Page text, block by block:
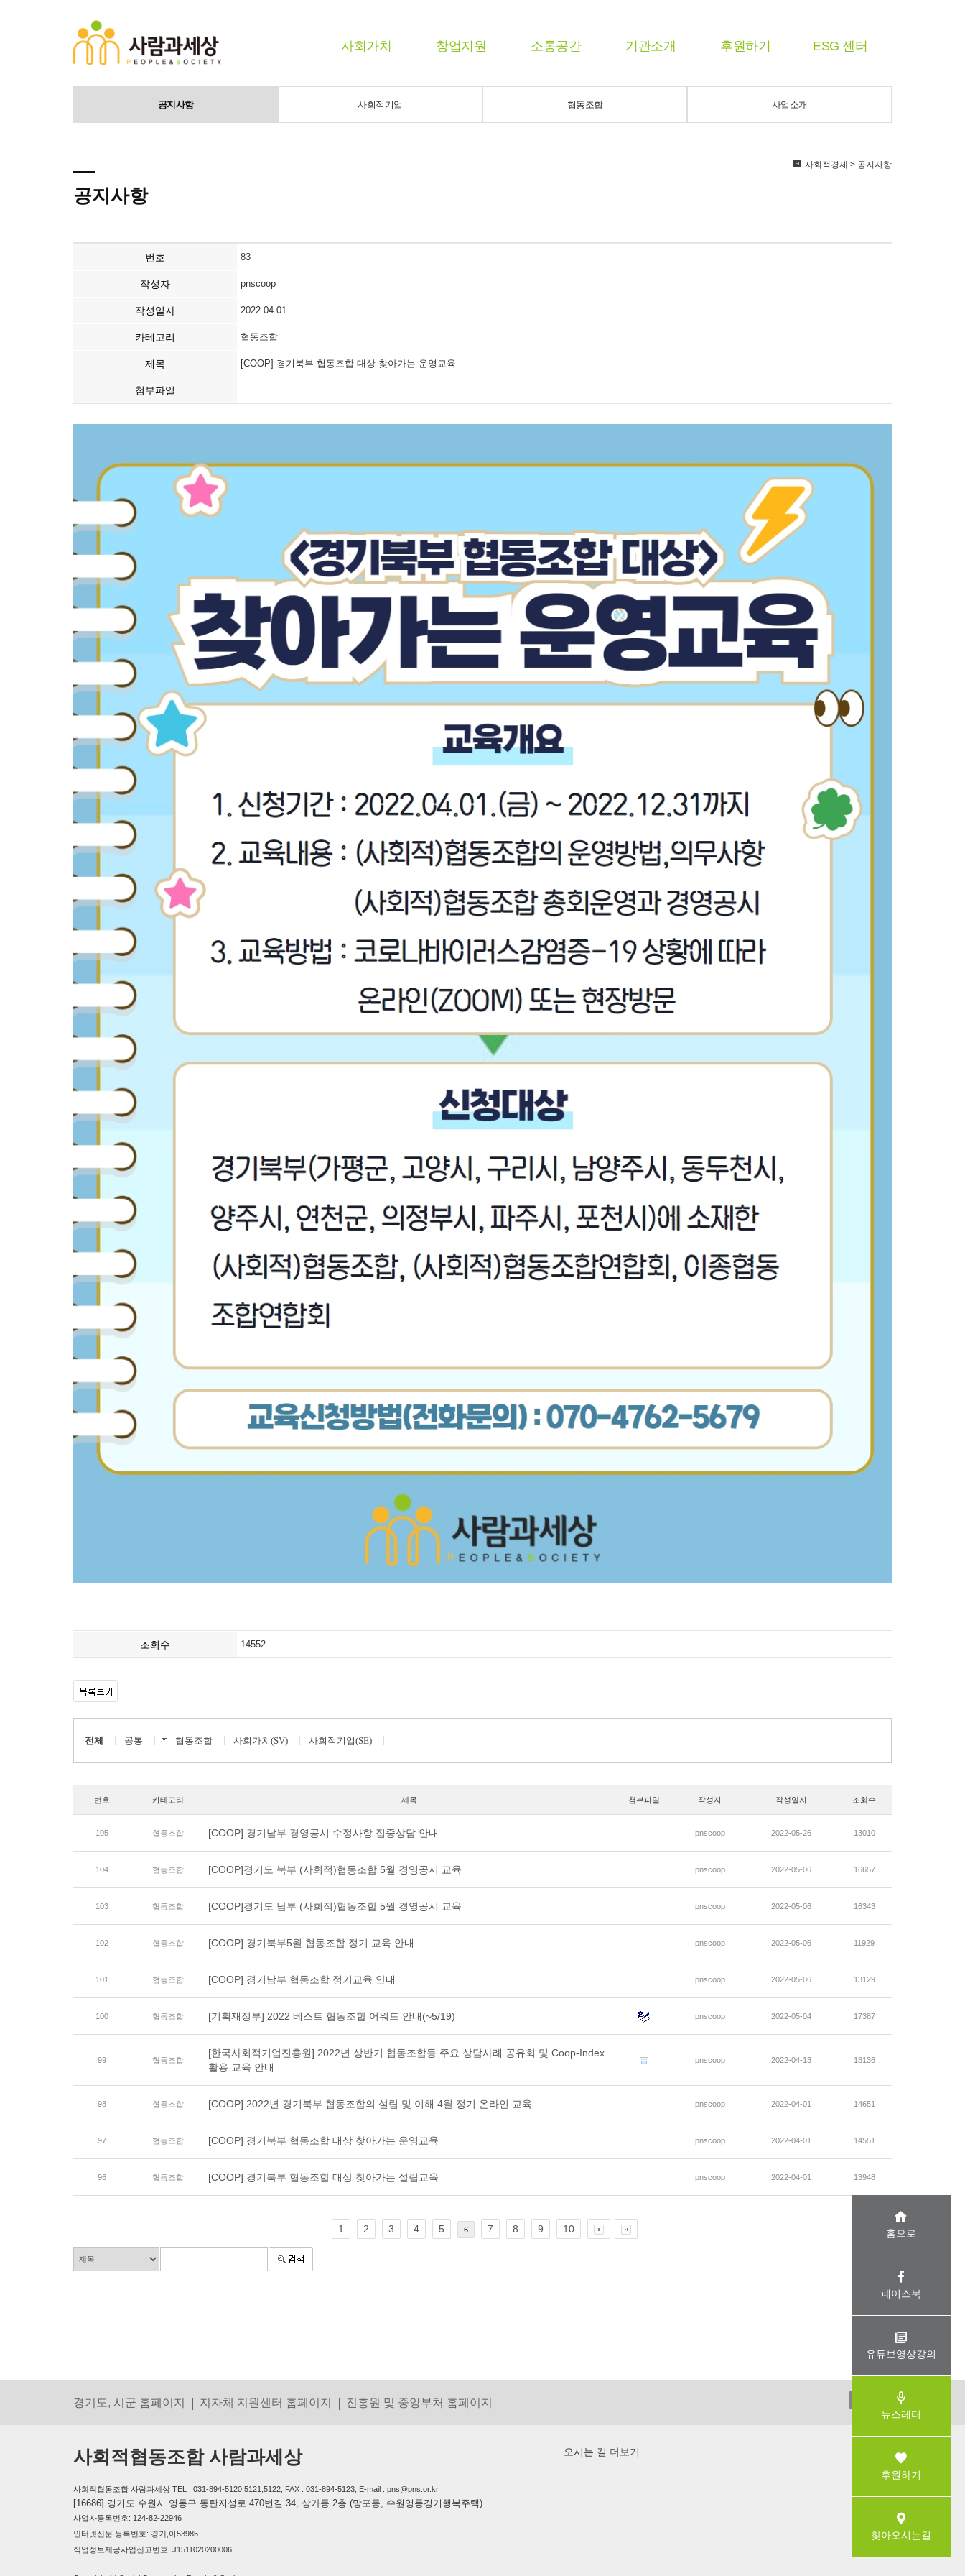
사회가치 창업지원 소통공간 기관소개 후원하기 ESG 센터
공지사항 사회적기업 협동조합 사업소개
사회적경제 > 공지사항
공지사항
번호 83
작성자 pnscoop
작성일자 2022-04-01
카테고리 협동조합
제목 [COOP] 경기북부 협동조합 대상 찾아가는 운영교육
첨부파일
조회수 14552
전체 공통 협동조합 사회가치(SV) 사회적기업(SE)
번호 카테고리 제목 첨부파일 작성자 작성일자 조회수
105 협동조합 [COOP] 경기남부 경영공시 수정사항 집중상담 안내 pnscoop 2022-05-26 13010
104 협동조합 [COOP]경기도 북부 (사회적)협동조합 5월 경영공시 교육 pnscoop 2022-05-06 16657
103 협동조합 [COOP]경기도 남부 (사회적)협동조합 5월 경영공시 교육 pnscoop 2022-05-06 16343
102 협동조합 [COOP] 경기북부5월 협동조합 정기 교육 안내 pnscoop 2022-05-06 11929
101 협동조합 [COOP] 경기남부 협동조합 정기교육 안내 pnscoop 2022-05-06 13129
100 협동조합 [기획재정부] 2022 베스트 협동조합 어워드 안내(~5/19) pnscoop 2022-05-04 17387
99 협동조합
[한국사회적기업진흥원] 2022년 상반기 협동조합등 주요 상담사례 공유회 및 Coop-Index
활용 교육 안내
pnscoop 2022-04-13 18136
98 협동조합 [COOP] 2022년 경기북부 협동조합의 설립 및 이해 4월 정기 온라인 교육 pnscoop 2022-04-01 14651
97 협동조합 [COOP] 경기북부 협동조합 대상 찾아가는 운영교육 pnscoop 2022-04-01 14551
96 협동조합 [COOP] 경기북부 협동조합 대상 찾아가는 설립교육 pnscoop 2022-04-01 13948
1 2 3 4 5 6 7 8 9 10 홈으로
페이스북
유튜브영상강의
뉴스레터
후원하기
찾아오시는길
경기도, 시군 홈페이지 지자체 지원센터 홈페이지 진흥원 및 중앙부처 홈페이지
사회적협동조합 사람과세상
사회적협동조합 사람과세상 TEL : 031-894-5120,5121,5122, FAX : 031-894-5123, E-mail : pns@pns.or.kr
[16686] 경기도 수원시 영통구 동탄지성로 470번길 34, 상가동 2층 (망포동, 수원영통경기행복주택)
사업자등록번호: 124-82-22946
인터넷신문 등록번호: 경기,아53985
직업정보제공사업신고번호: J1511020200006
오시는 길 더보기